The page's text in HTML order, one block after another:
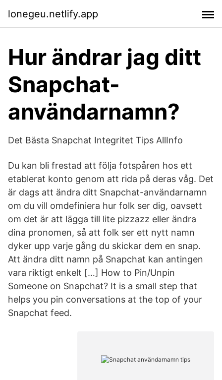
lonegeu.netlify.app
Hur ändrar jag ditt
Snapchat-
användarnamn?
Det Bästa Snapchat Integritet Tips AllInfo
Du kan bli frestad att följa fotspåren hos ett
etablerat konto genom att rida på deras våg. Det
är dags att ändra ditt Snapchat-användarnamn
om du vill omdefiniera hur folk ser dig, oavsett
om det är att lägga till lite pizzazz eller ändra
dina pronomen, så att folk ser ett nytt namn
dyker upp varje gång du skickar dem en snap.
Att ändra ditt namn på Snapchat kan antingen
vara riktigt enkelt […] How to Pin/Unpin
Someone on Snapchat? It is a small step that
helps you pin conversations at the top of your
Snapchat feed.